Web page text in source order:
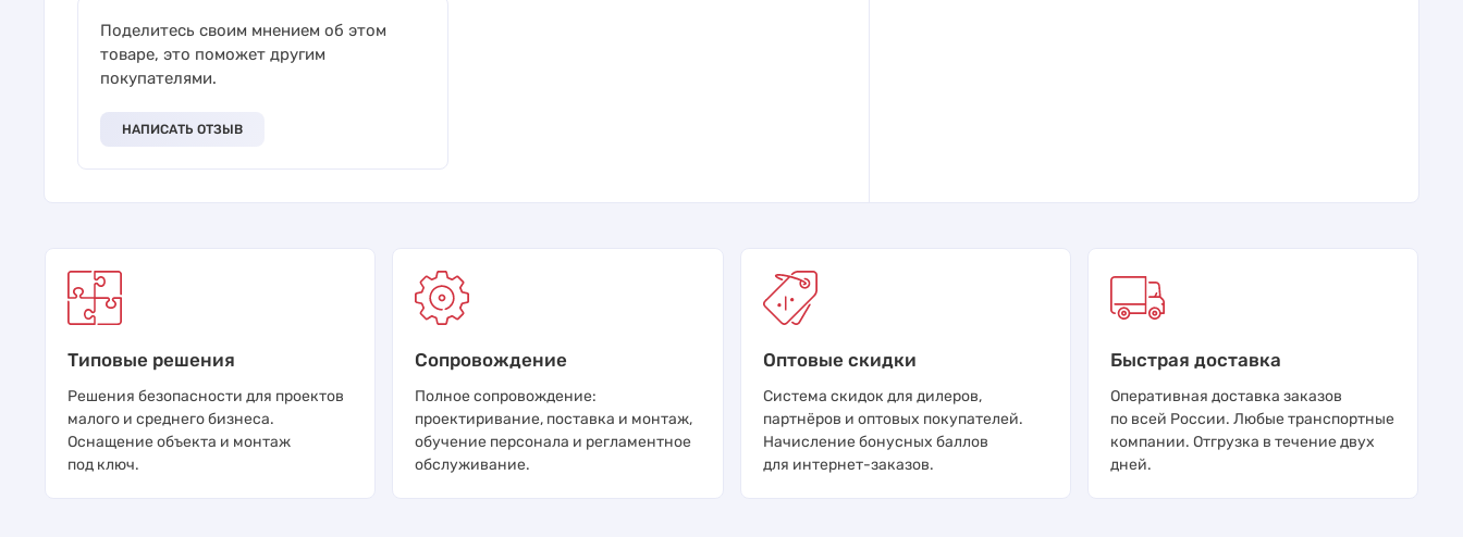
Поделитесь своим мнением об этом
товаре, это поможет другим
покупателями.
НАПИСАТЬ ОТЗЫВ
Типовые решения
Решения безопасности для проектов
малого и среднего бизнеса.
Оснащение объекта и монтаж
под ключ.
Сопровождение
Полное сопровождение:
проектиривание, поставка и монтаж,
обучение персонала и регламентное
обслуживание.
Оптовые скидки
Система скидок для дилеров,
партнёров и оптовых покупателей.
Начисление бонусных баллов
для интернет-заказов.
Быстрая доставка
Оперативная доставка заказов
по всей России. Любые транспортные
компании. Отгрузка в течение двух
дней.